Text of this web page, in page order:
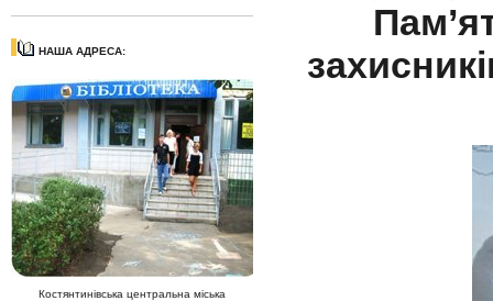
НАША АДРЕСА:
Костянтинівська центральна міська